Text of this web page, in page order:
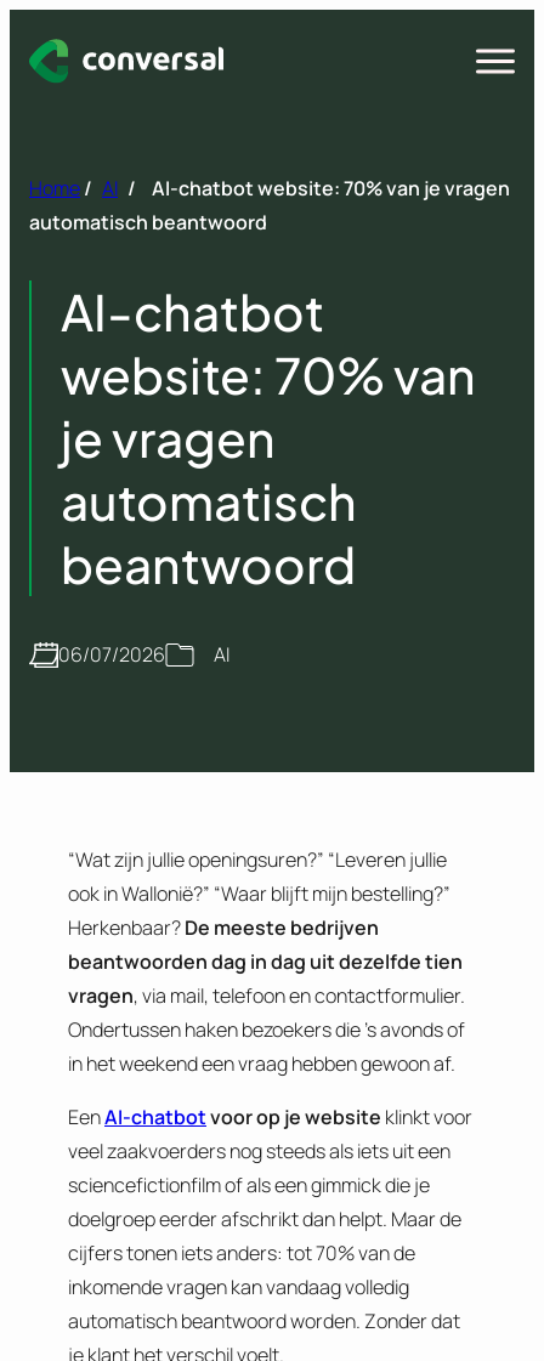
naar
Open
Home/ AI /
AI-chatbot website: 70% van je vragen
automatisch beantwoord
AI-chatbot
website: 70% van
je vragen
automatisch
beantwoord
06/07/2026 AI
“Wat zijn jullie openingsuren?” “Leveren jullie
ook in Wallonië?” “Waar blijft mijn bestelling?”
Herkenbaar?De meeste bedrijven
beantwoorden dag in dag uit dezelfde tien
vragen, via mail, telefoon en contactformulier.
Ondertussen haken bezoekers die ’s avonds of
in het weekend een vraag hebben gewoon af.
EenAI-chatbotvoor op je website klinkt voor
veel zaakvoerders nog steeds als iets uit een
sciencefictionfilm of als een gimmick die je
doelgroep eerder afschrikt dan helpt. Maar de
cijfers tonen iets anders: tot 70% van de
inkomende vragen kan vandaag volledig
automatisch beantwoord worden. Zonder dat
je klant het verschil voelt.